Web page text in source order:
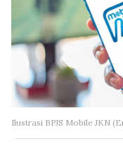
Ilustrasi BPJS Mobile JKN